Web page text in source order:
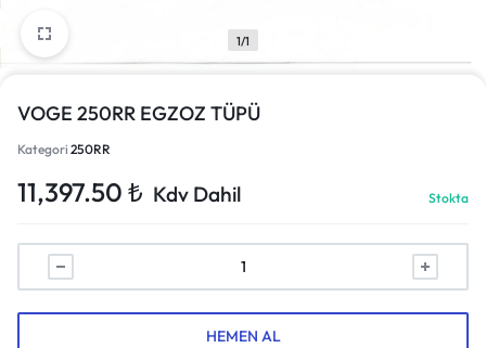
1/1
VOGE 250RR EGZOZ TÜPÜ
Kategori 250RR
11,397.50 ₺ Kdv Dahil Stokta
HEMEN AL